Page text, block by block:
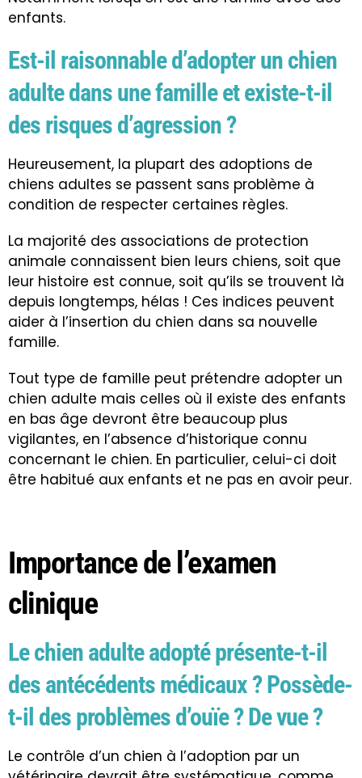
enfants.
Est-il raisonnable d’adopter un chien
adulte dans une famille et existe-t-il
des risques d’agression ?
Heureusement, la plupart des adoptions de
chiens adultes se passent sans problème à
condition de respecter certaines règles.
La majorité des associations de protection
animale connaissent bien leurs chiens, soit que
leur histoire est connue, soit qu’ils se trouvent là
depuis longtemps, hélas ! Ces indices peuvent
aider à l’insertion du chien dans sa nouvelle
famille.
Tout type de famille peut prétendre adopter un
chien adulte mais celles où il existe des enfants
en bas âge devront être beaucoup plus
vigilantes, en l’absence d’historique connu
concernant le chien. En particulier, celui-ci doit
être habitué aux enfants et ne pas en avoir peur.
Importance de l’examen
clinique
Le chien adulte adopté présente-t-il
des antécédents médicaux ? Possède-
t-il des problèmes d’ouïe ? De vue ?
Le contrôle d’un chien à l’adoption par un